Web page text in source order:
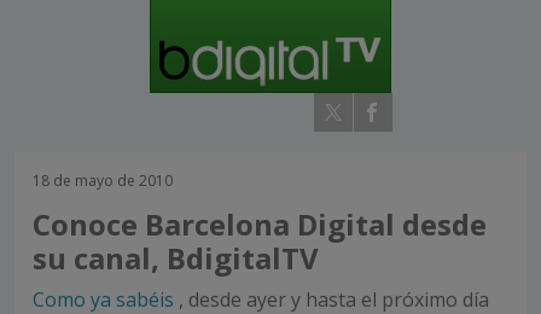
18 de mayo de 2010
Conoce Barcelona Digital desde
su canal, BdigitalTV
Como ya sabéis , desde ayer y hasta el próximo día